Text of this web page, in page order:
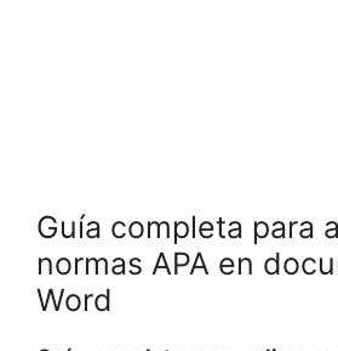
Guía completa para
normas APA en
Word